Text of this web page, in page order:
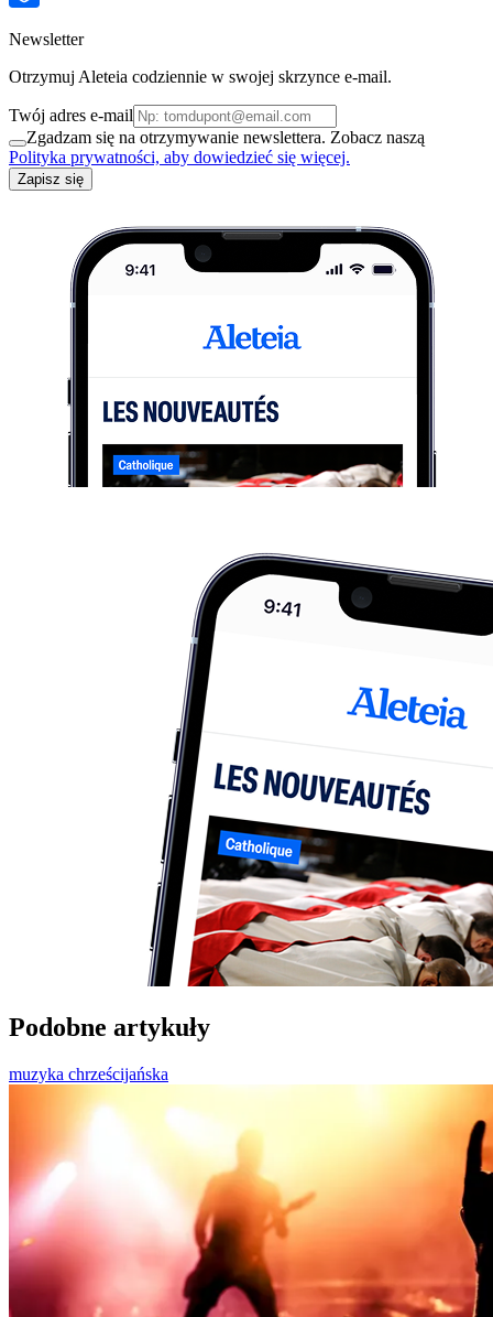
Newsletter
Otrzymuj Aleteia codziennie w swojej skrzynce e-mail.
Twój adres e-mail
Zgadzam się na otrzymywanie newslettera. Zobacz naszą
Polityka prywatności, aby dowiedzieć się więcej.
Zapisz się
Podobne artykuły
muzyka chrześcijańska